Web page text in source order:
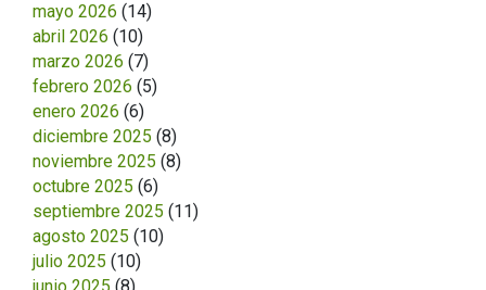
mayo 2026 (14)
abril 2026 (10)
marzo 2026 (7)
febrero 2026 (5)
enero 2026 (6)
diciembre 2025 (8)
noviembre 2025 (8)
octubre 2025 (6)
septiembre 2025 (11)
agosto 2025 (10)
julio 2025 (10)